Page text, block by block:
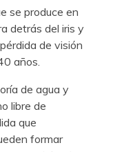
se produce en
detrás del iris y
de visión
años.
de agua y
libre de
que
formar